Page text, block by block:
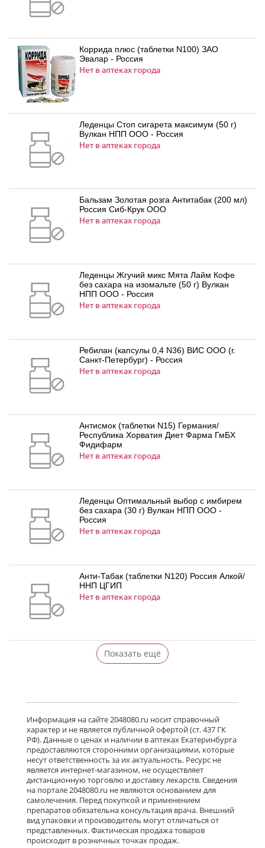
Коррида плюс (таблетки N100) ЗАО
Эвалар - Россия
Нет в аптеках города
Леденцы Стоп сигарета максимум (50 г)
Вулкан НПП ООО - Россия
Нет в аптеках города
Бальзам Золотая розга Антитабак (200 мл)
Россия Сиб-Крук ООО
Нет в аптеках города
Леденцы Жгучий микс Мята Лайм Кофе
без сахара на изомальте (50 г) Вулкан
НПП ООО - Россия
Нет в аптеках города
Ребилан (капсулы 0,4 N36) ВИС ООО (г.
Санкт-Петербург) - Россия
Нет в аптеках города
Антисмок (таблетки N15) Германия/
Республика Хорватия Диет Фарма ГмБХ
Фидифарм
Нет в аптеках города
Леденцы Оптимальный выбор с имбирем
без сахара (30 г) Вулкан НПП ООО -
Россия
Нет в аптеках города
Анти-Табак (таблетки N120) Россия Алкой/
ННП ЦГИП
Нет в аптеках города
Показать ещё
Информация на сайте 2048080.ru носит справочный
характер и не является публичной офертой (ст. 437 ГК
РФ). Данные о ценах и наличии в аптеках Екатеринбурга
предоставляются сторонними организациями, которые
несут ответственность за их актуальность. Ресурс не
является интернет-магазином, не осуществляет
дистанционную торговлю и доставку лекарств. Сведения
на портале 2048080.ru не являются основанием для
самолечения. Перед покупкой и применением
препаратов обязательна консультация врача. Внешний
вид упаковки и производитель могут отличаться от
представленных. Фактическая продажа товаров
происходит в розничных точках продаж.